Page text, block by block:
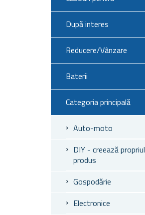
După interes
Reducere/Vânzare
Baterii
Categoria principală
Auto-moto
DIY - creează propriul
produs
Gospodărie
Electronice